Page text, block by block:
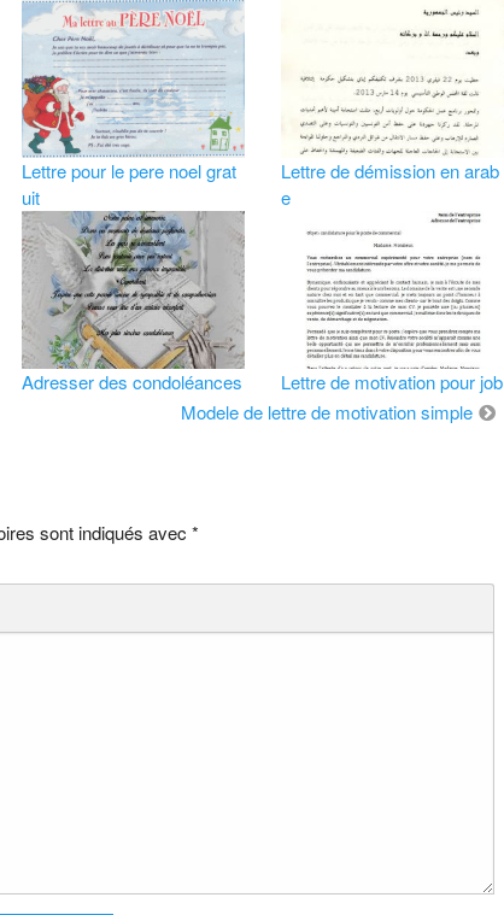
Lettre pour le pere noel grat
uit
Lettre de démission en arab
e
Adresser des condoléances Lettre de motivation pour job
Modele de lettre de motivation simple
sont indiqués avec *